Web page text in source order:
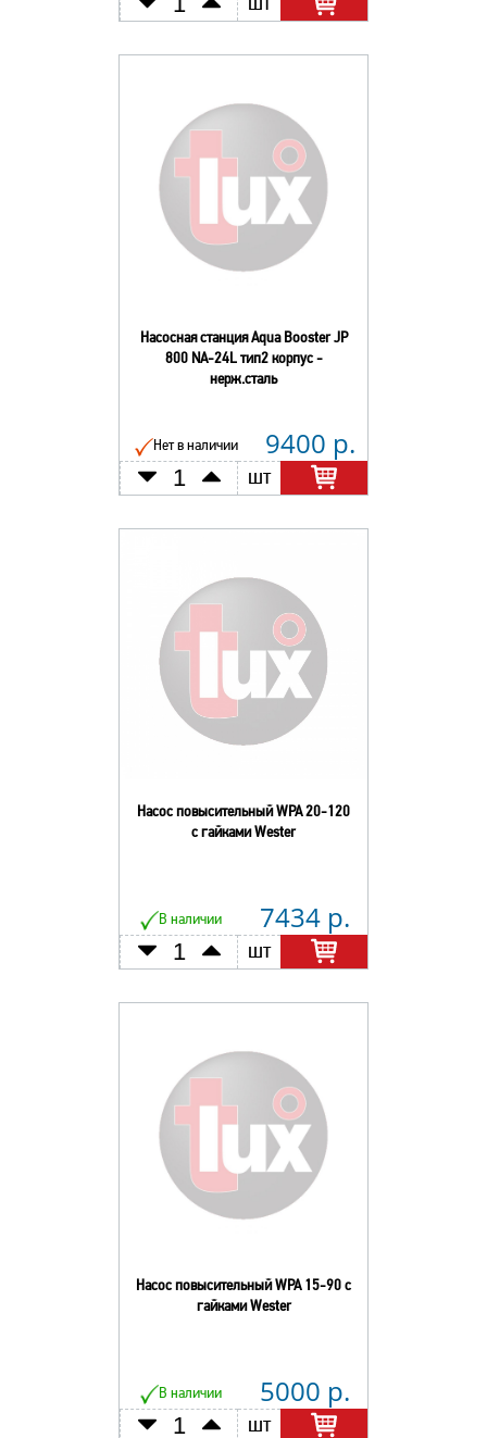
Насосная станция Aqua Booster JP
800 NA-24L тип2 корпус -
нерж.сталь
Нет в наличии 9400 р.
шт
Насос повысительный WPA 20-120
с гайками Wester
В наличии 7434 р.
шт
Насос повысительный WPA 15-90 с
гайками Wester
В наличии 5000 р.
шт